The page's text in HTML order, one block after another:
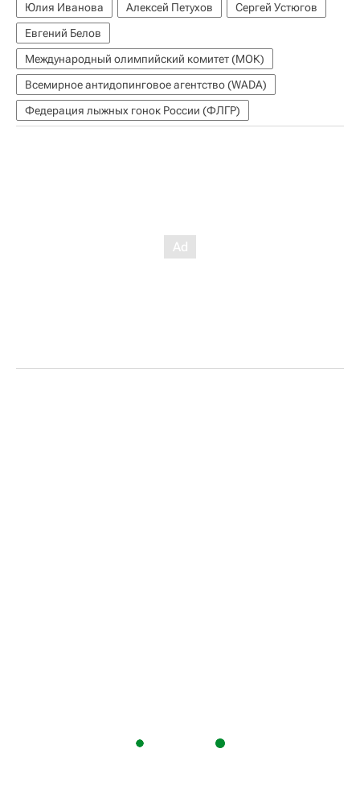
Юлия Иванова
Алексей Петухов
Сергей Устюгов
Евгений Белов
Международный олимпийский комитет (МОК)
Всемирное антидопинговое агентство (WADA)
Федерация лыжных гонок России (ФЛГР)